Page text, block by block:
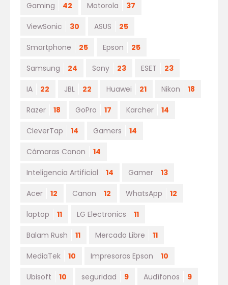
Gaming 42 Motorola 37
ViewSonic 30 ASUS 25
Smartphone 25 Epson 25
Samsung 24 Sony 23 ESET 23
IA 22 JBL 22 Huawei 21 Nikon 18
Razer 18 GoPro 17 Karcher 14
CleverTap 14 Gamers 14
Cámaras Canon 14
Inteligencia Artificial 14 Gamer 13
Acer 12 Canon 12 WhatsApp 12
laptop 11 LG Electronics 11
Balam Rush 11 Mercado Libre 11
MediaTek 10 Impresoras Epson 10
Ubisoft 10 seguridad 9 Audífonos 9